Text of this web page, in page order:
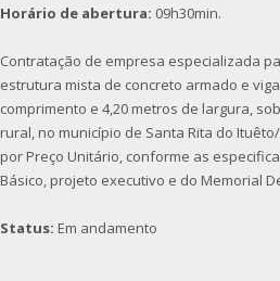
Horário de abertura: 09h30min.
Contratação de empresa especializada
estrutura mista de concreto armado e
comprimento e 4,20 metros de largura,
rural, no município de Santa Rita do
por Preço Unitário, conforme as
Básico, projeto executivo e do Memorial
Status: Em andamento